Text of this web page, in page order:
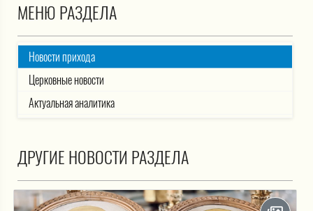
МЕНЮ РАЗДЕЛА
Новости прихода
Церковные новости
Актуальная аналитика
ДРУГИЕ НОВОСТИ РАЗДЕЛА